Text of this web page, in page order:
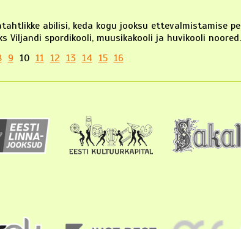
abilisi, keda kogu jooksu ettevalmistamise
Viljandi spordikooli, muusikakooli ja huvikooli noored.
9 10 11 12 13 14 15 16